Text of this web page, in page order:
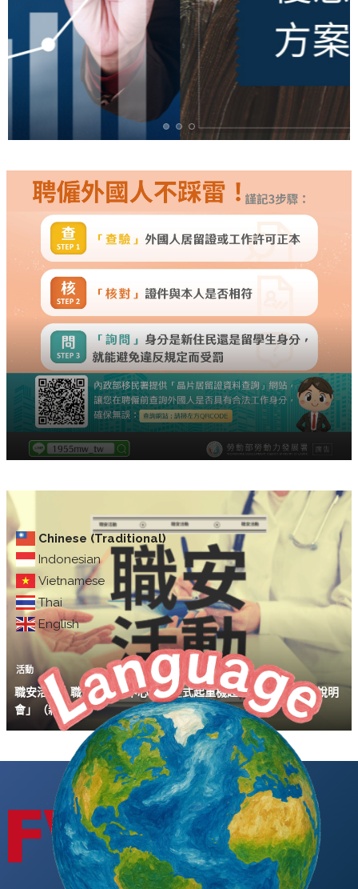
Chinese (Traditional)
Indonesian
Vietnamese
Thai
English
活動
職安活動｜職安署北區中心「固定式起重機起重吊掛作業安全說明
會」（新竹場）